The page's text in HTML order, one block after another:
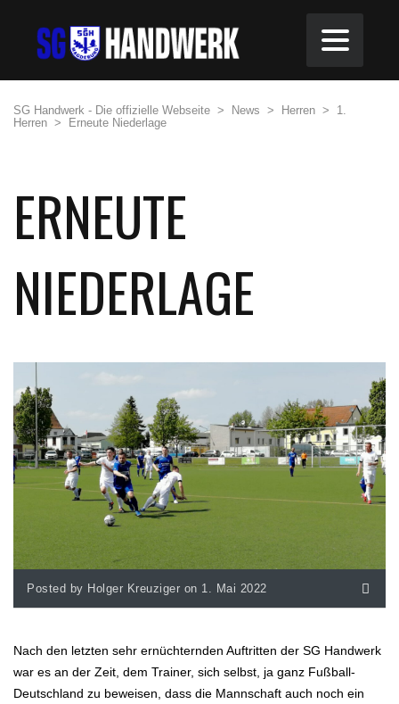
SG Handwerk - Die offizielle Webseite > News > Herren >
1.
Herren > Erneute Niederlage
ERNEUTE
NIEDERLAGE
Posted by Holger Kreuziger on 1. Mai 2022
Nach den letzten sehr ernüchternden Auftritten der SG Handwerk
war es an der Zeit, dem Trainer, sich selbst, ja ganz Fußball-
Deutschland zu beweisen, dass die Mannschaft auch noch ein